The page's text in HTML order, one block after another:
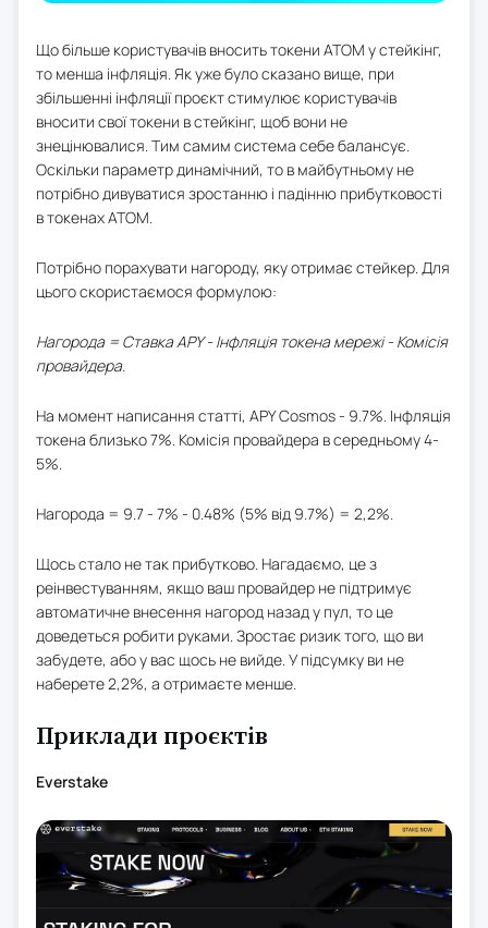
Що більше користувачів вносить токени ATOM у стейкінг,
то менша інфляція. Як уже було сказано вище, при
збільшенні інфляції проєкт стимулює користувачів
вносити свої токени в стейкінг, щоб вони не
знецінювалися. Тим самим система себе балансує.
Оскільки параметр динамічний, то в майбутньому не
потрібно дивуватися зростанню і падінню прибутковості
в токенах ATOM.
Потрібно порахувати нагороду, яку отримає стейкер. Для
цього скористаємося формулою:
Нагорода = Ставка APY - Інфляція токена мережі - Комісія
провайдера.
На момент написання статті, APY Cosmos - 9.7%. Інфляція
токена близько 7%. Комісія провайдера в середньому 4-
5%.
Нагорода = 9.7 - 7% - 0.48% (5% від 9.7%) = 2,2%.
Щось стало не так прибутково. Нагадаємо, це з
реінвестуванням, якщо ваш провайдер не підтримує
автоматичне внесення нагород назад у пул, то це
доведеться робити руками. Зростає ризик того, що ви
забудете, або у вас щось не вийде. У підсумку ви не
наберете 2,2%, а отримаєте менше.
Приклади проєктів
Everstake